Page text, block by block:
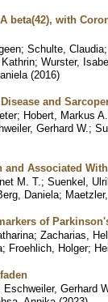
beta(42), with
; Schulte, Claudia;
; Wurster,
(2016)
and
; Hobert, Markus A.
Gerhard W. ;
Associated
M. T. ; Suenkel,
Daniela;
of
; Zacharias,
; Froehlich, Holger;
Eschweiler, Gerhard